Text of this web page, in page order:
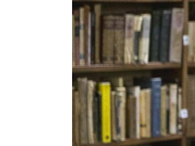
Ciencia
Cine y televisión
Ciudad
Cómics
Críticas